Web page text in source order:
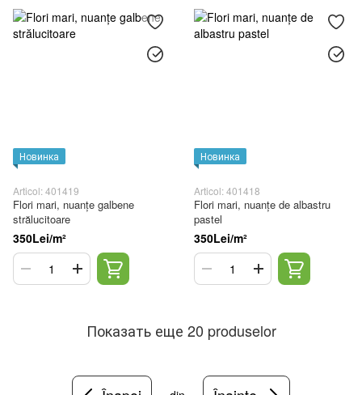
Новинка
Articol: 401419
Flori mari, nuanțe galbene
strălucitoare
350Lei/m²
Новинка
Articol: 401418
Flori mari, nuanțe de albastru
pastel
350Lei/m²
Показать еще 20 produselor